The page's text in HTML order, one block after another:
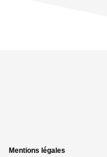
Mentions légales